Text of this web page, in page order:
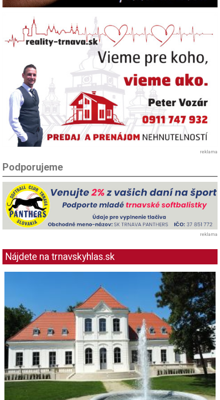
reklama
Podporujeme
reklama
Nájdete na trnavskyhlas.sk